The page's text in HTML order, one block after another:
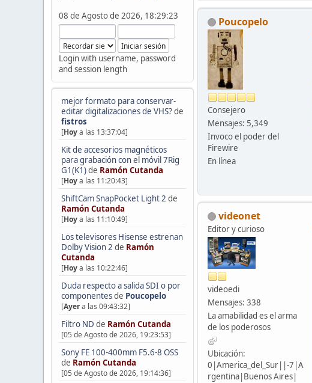
08 de Agosto de 2026, 18:29:23
Login with username, password
and session length
mejor formato para conservar-
editar digitalizaciones de VHS?de
fistros
[Hoya las 13:37:04]
Kit de accesorios magnéticos
para grabación con el móvil 7Rig
G1(K1)de Ramón Cutanda
[Hoya las 11:20:43]
ShiftCam SnapPocket Light 2 de
Ramón Cutanda
[Hoya las 11:10:49]
Los televisores Hisense estrenan
Dolby Vision 2 de Ramón
Cutanda
[Hoya las 10:22:46]
Duda respecto a salida SDI o por
componentesde Poucopelo
[Ayera las 09:43:32]
Filtro ND de Ramón Cutanda
[05 de Agosto de 2026, 19:23:53]
Sony FE 100-400mm F5.6-8 OSS
de Ramón Cutanda
[05 de Agosto de 2026, 19:14:36]
Poucopelo
Consejero
Mensajes: 5,349
Invoco el poder del
Firewire
En línea
videonet
Editor y curioso
videoedi
Mensajes: 338
La amabilidad es el arma
de los poderosos
Ubicación:
0|America_del_Sur||-7|A
rgentina|Buenos Aires|